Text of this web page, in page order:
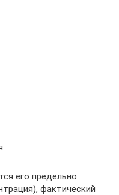
его предельно
фактический